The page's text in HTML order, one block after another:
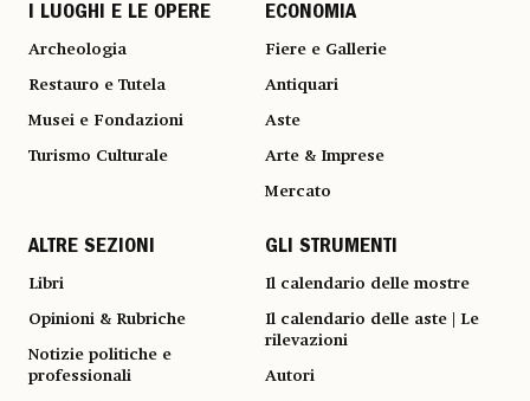
I LUOGHI E LE OPERE
Archeologia
Restauro e Tutela
Musei e Fondazioni
Turismo Culturale
ECONOMIA
Fiere e Gallerie
Antiquari
Aste
Arte & Imprese
Mercato
ALTRE SEZIONI
Libri
Opinioni & Rubriche
Notizie politiche e
professionali
GLI STRUMENTI
Il calendario delle mostre
Il calendario delle aste | Le
rilevazioni
Autori